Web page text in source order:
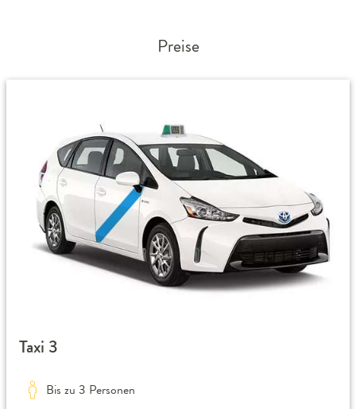
Preise
Taxi 3
Bis zu 3 Personen